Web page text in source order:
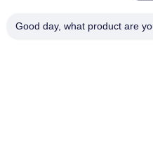
Huis
Good day, what product are